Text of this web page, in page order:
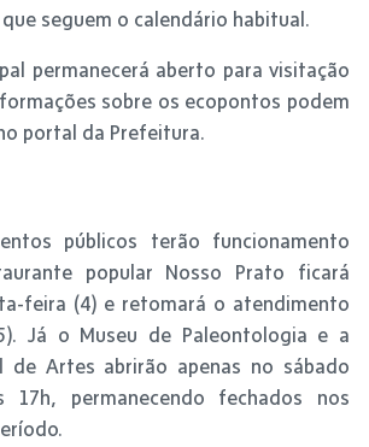
seguem o calendário habitual.
permanecerá aberto para visitação
sobre os ecopontos podem
portal da Prefeitura.
públicos terão funcionamento
popular Nosso Prato ficará
feira (4) e retomará o atendimento
Já o Museu de Paleontologia e a
de Artes abrirão apenas no sábado
permanecendo fechados nos